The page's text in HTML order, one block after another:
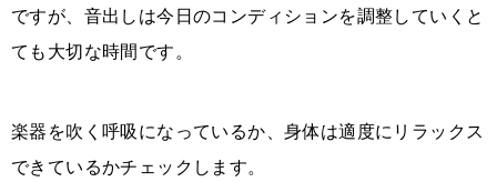
ですが、音出しは今日のコンディションを調整していくと
ても大切な時間です。
楽器を吹く呼吸になっているか、身体は適度にリラックス
できているかチェックします。